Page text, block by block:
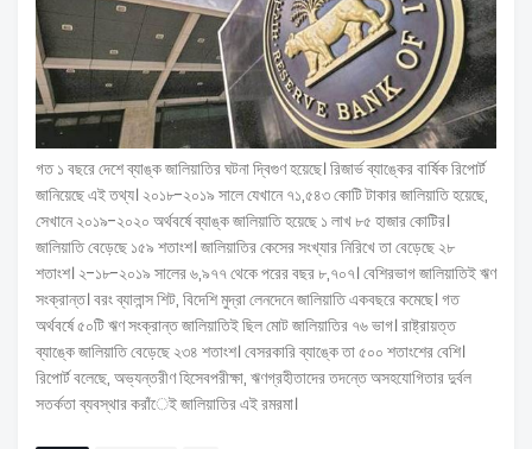
গত ১ বছরে দেশে ব্যাঙ্ক জালিয়াতির ঘটনা দ্বিগুণ হয়েছে। রিজার্ভ ব্যাঙ্কের বার্ষিক রিপোর্ট
জানিয়েছে এই তথ্য। ২০১৮-২০১৯ সালে যেখানে ৭১,৫৪৩ কোটি টাকার জালিয়াতি হয়েছে,
সেখানে ২০১৯-২০২০ অর্থবর্ষে ব্যাঙ্ক জালিয়াতি হয়েছে ১ লাখ ৮৫ হাজার কোটির।
জালিয়াতি বেড়েছে ১৫৯ শতাংশ। জালিয়াতির কেসের সংখ্যার নিরিখে তা বেড়েছে ২৮
শতাংশ। ২-১৮-২০১৯ সালের ৬,৯৭৭ থেকে পরের বছর ৮,৭০৭। বেশিরভাগ জালিয়াতিই ঋণ
সংক্রান্ত। বরং ব্যালান্স শিট, বিদেশি মুদ্রা লেনদেনে জালিয়াতি একবছরে কমেছে। গত
অর্থবর্ষে ৫০টি ঋণ সংক্রান্ত জালিয়াতিই ছিল মোট জালিয়াতির ৭৬ ভাগ। রাষ্ট্রায়ত্ত
ব্যাঙ্কে জালিয়াতি বেড়েছে ২৩৪ শতাংশ। বেসরকারি ব্যাঙ্কে তা ৫০০ শতাংশের বেশি।
রিপোর্ট বলেছে, অভ্যন্তরীণ হিসেবপরীক্ষা, ঋণগ্রহীতাদের তদন্তে অসহযোগিতার দুর্বল
সতর্কতা ব্যবস্থার করাঁেই জালিয়াতির এই রমরমা।